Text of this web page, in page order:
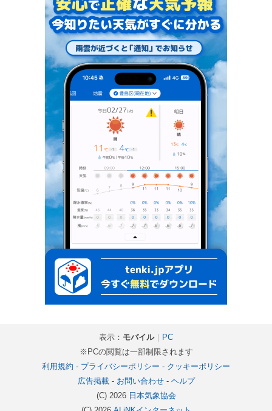
表示： モバイル｜
PC
※PCの閲覧は一部制限されます
利用規約 - プライバシーポリシー - クッキーポリシー
広告掲載- お問い合わせ- ヘルプ
(C) 2026 日本気象協会